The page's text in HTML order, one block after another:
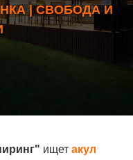
| СВОБОДА И
ищет акул